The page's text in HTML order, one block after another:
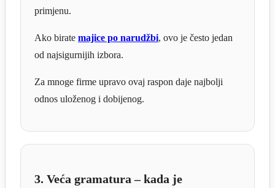
primjenu.
Ako birate majice po narudžbi, ovo je često jedan
od najsigurnijih izbora.
Za mnoge firme upravo ovaj raspon daje najbolji
odnos uloženog i dobijenog.
3. Veća gramatura – kada je